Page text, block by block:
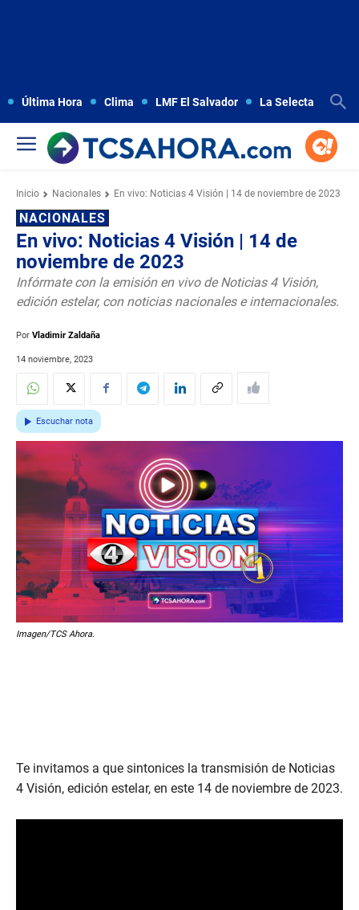
Última Hora Clima LMF El Salvador La Selecta
Inicio Nacionales En vivo: Noticias 4 Visión | 14 de noviembre de 2023
NACIONALES
En vivo: Noticias 4 Visión | 14 de
noviembre de 2023
Infórmate con la emisión en vivo de Noticias 4 Visión,
edición estelar, con noticias nacionales e internacionales.
Por Vladimir Zaldaña
14 noviembre, 2023
Escuchar nota
Imagen/TCS Ahora.
Te invitamos a que sintonices la transmisión de Noticias
4 Visión, edición estelar, en este 14 de noviembre de 2023.